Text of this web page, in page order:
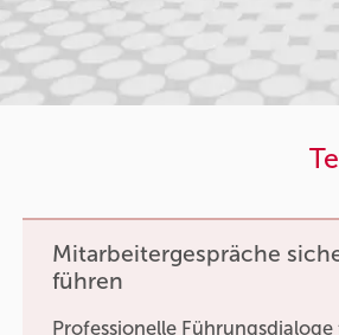
Mitarbeitergespräche
führen
Professionelle Führungsdialoge